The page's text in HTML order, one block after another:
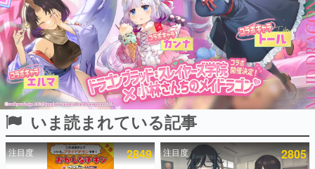
電ファミのいま読まれている記事ランキング
アプリセール情報
インタビュー
連載・特集一覧
殿堂入り記事
SNS拡散数が数千以上！ ページビュー数万以上！ などな
ど。多くの人々に読まれた、電ファミ渾身の“殿堂入り”記
事をまとめました。
いま読まれている記事
注目度 2849 注目度 2805